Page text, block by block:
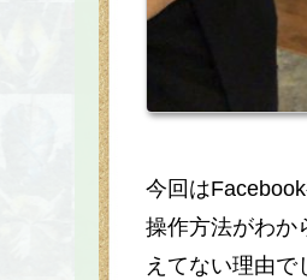
今回は
操作方法がわか
えてない理由で